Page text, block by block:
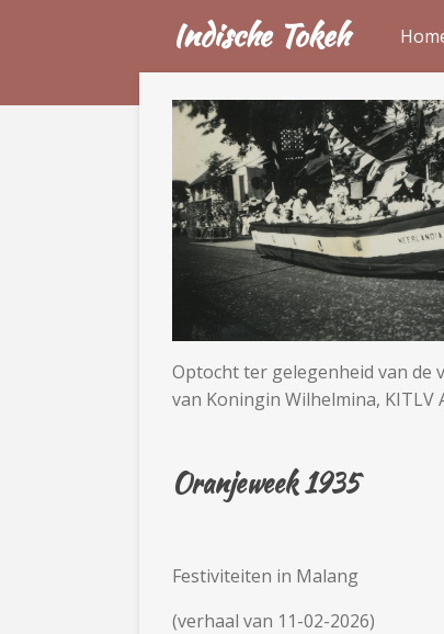
de
Indische Tokeh
Optocht ter gelegenheid van de
van Koningin Wilhelmina, KITLV
Oranjeweek 1935
Festiviteiten in Malang
(verhaal van 11-02-2026)